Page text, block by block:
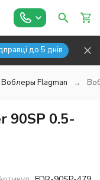
до 5 днів
Воблеры Flagman
90SP 0.5-